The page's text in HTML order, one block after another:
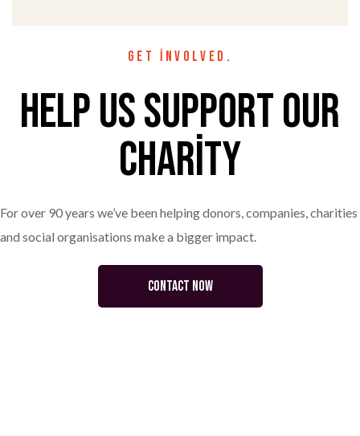
GET INVOLVED.
help us support our
charity
For over 90 years we’ve been helping donors, companies, charities
and social organisations make a bigger impact.
CONTACT NOW